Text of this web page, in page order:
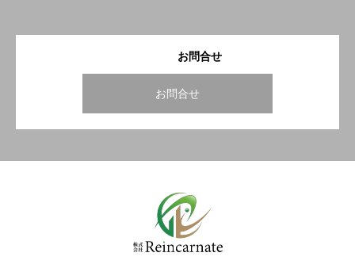
お問合せ
お問合せ